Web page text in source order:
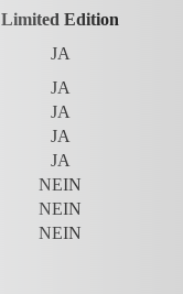
Limited Edition
JA
JA
JA
JA
JA
NEIN
NEIN
NEIN